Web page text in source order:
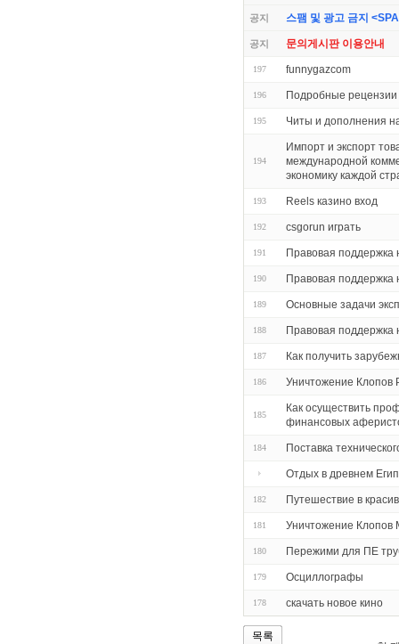
공지 스팸 및 광고 금지
공지 문의게시판 이용안내
197 funnygazcom
196 Подробные рецензии
195 Читы и дополнения
194
Импорт и экспорт
международной
экономику каждой
193 Reels казино вход
192 csgorun играть
191 Правовая поддержка
190 Правовая поддержка
189 Основные задачи
188 Правовая поддержка
187 Как получить
186 Уничтожение Клопов
185
Как осуществить
финансовых
184 Поставка
Отдых в древнем
182 Путешествие в
181 Уничтожение Клопов
180 Пережими для ПЕ
179 Осциллографы
178 скачать новое кино
목록